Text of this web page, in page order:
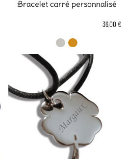
Bracelet carré personnalisé
36,00 €